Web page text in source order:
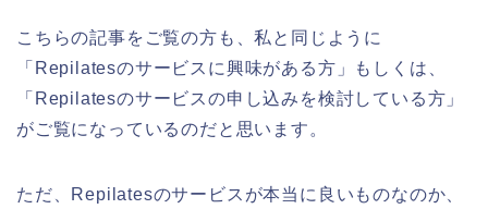
こちらの記事をご覧の方も、私と同じように
「Repilatesのサービスに興味がある方」もしくは、
「Repilatesのサービスの申し込みを検討している方」
がご覧になっているのだと思います。
ただ、Repilatesのサービスが本当に良いものなのか、